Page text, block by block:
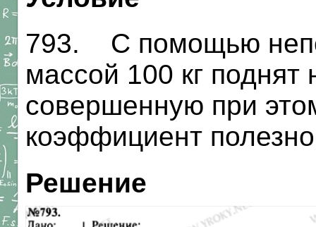
793. С помощью
массой 100 кг
совершенную при
коэффициент
Решение